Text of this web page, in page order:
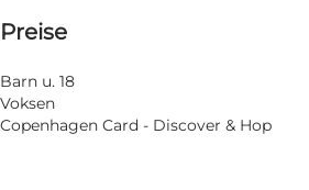
Nach Monat filtern
Freitag
8 August
Samstag
Preise
Barn u. 18
Voksen
Copenhagen Card - Discover & Hop
⌘
Website besuchen